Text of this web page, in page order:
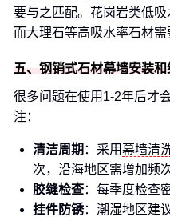
要与之匹配。花岗岩类低吸
而大理石等高吸水率石材需
五、钢销式石材幕墙安装
很多问题在使用1-2年后才
注：
清洁周期 ：采用幕墙清
次，沿海地区需增加频
胶缝检查：每季度检查
挂件防锈：潮湿地区建